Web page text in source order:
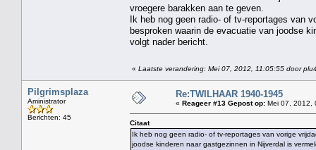
vroegere barakken aan te geven.
Ik heb nog geen radio- of tv-reportages van
besproken waarin de evacuatie van joodse
volgt nader bericht.
« Laatste verandering: Mei 07, 2012, 11:05:55 door
Pilgrimsplaza
Aministrator
Berichten: 45
Re:TWILHAAR 1940-1945
« Reageer #13 Gepost op: Mei 07, 2012,
Citaat
Ik heb nog geen radio- of tv-reportages van vorige
joodse kinderen naar gastgezinnen in Nijverdal is